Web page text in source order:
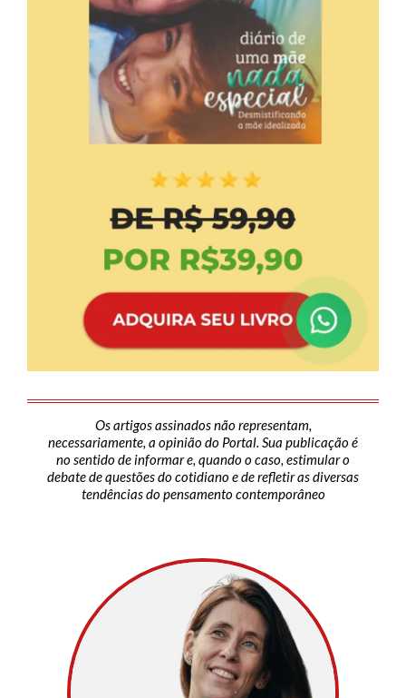
Os artigos assinados não representam,
necessariamente, a opinião do Portal. Sua publicação é
no sentido de informar e, quando o caso, estimular o
debate de questões do cotidiano e de refletir as diversas
tendências do pensamento contemporâneo